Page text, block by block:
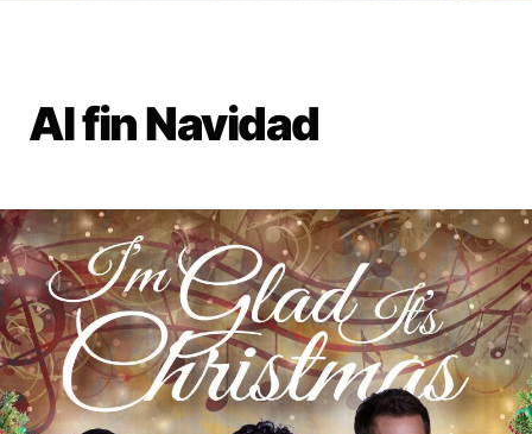
Al fin Navidad